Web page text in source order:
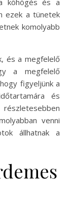
köhögés és a
ezek a tünetek
komolyabb
és a megfelelő
a megfelelő
figyeljünk a
és
venni
állhatnak a